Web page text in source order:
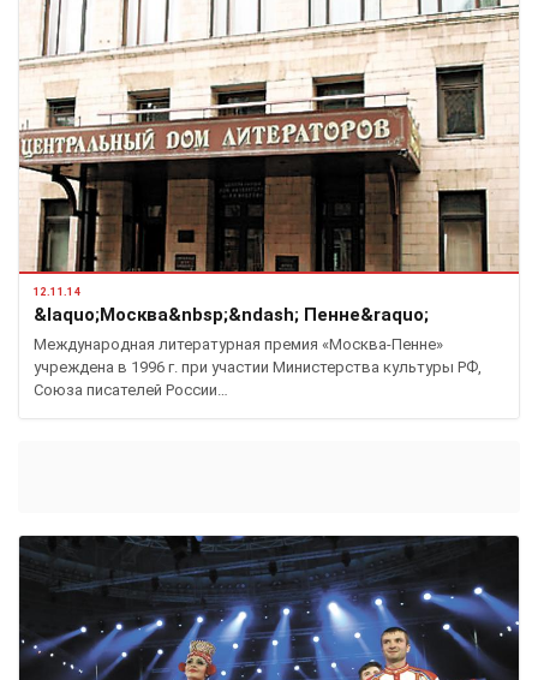
12.11.14
&laquo;Москва&nbsp;&ndash; Пенне&raquo;
Международная литературная премия «Москва-Пенне»
учреждена в 1996 г. при участии Министерства культуры РФ,
Союза писателей России…